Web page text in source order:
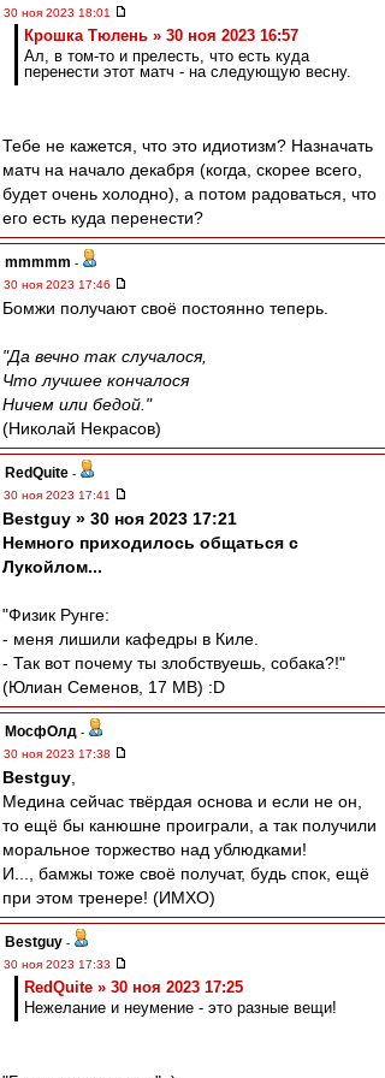
30 ноя 2023 18:01
Крошка Тюлень » 30 ноя 2023 16:57
Ал, в том-то и прелесть, что есть куда
перенести этот матч - на следующую весну.
Тебе не кажется, что это идиотизм? Назначать
матч на начало декабря (когда, скорее всего,
будет очень холодно), а потом радоваться, что
его есть куда перенести?
mmmmm -
30 ноя 2023 17:46
Бомжи получают своё постоянно теперь.
"Да вечно так случалося,
Что лучшее кончалося
Ничем или бедой."
(Николай Некрасов)
RedQuite -
30 ноя 2023 17:41
Bestguy » 30 ноя 2023 17:21
Немного приходилось общаться с
Лукойлом...
"Физик Рунге:
- меня лишили кафедры в Киле.
- Так вот почему ты злобствуешь, собака?!"
(Юлиан Семенов, 17 МВ) :D
МосфОлд -
30 ноя 2023 17:38
Bestguy
Медина сейчас твёрдая основа и если не он,
то ещё бы канюшне проиграли, а так получили
моральное торжество над ублюдками!
И..., бамжы тоже своё получат, будь спок, ещё
при этом тренере! (ИМХО)
Bestguy -
30 ноя 2023 17:33
RedQuite » 30 ноя 2023 17:25
Нежелание и неумение - это разные вещи!